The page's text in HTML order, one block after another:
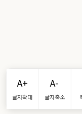
A+
글자확대
A-
글자축소